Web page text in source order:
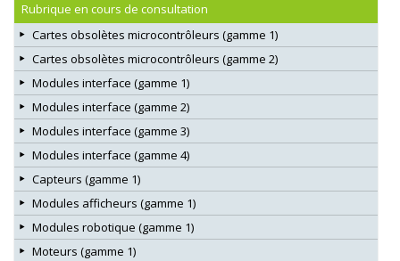
Rubrique en cours de consultation
Cartes obsolètes microcontrôleurs (gamme 1)
Cartes obsolètes microcontrôleurs (gamme 2)
Modules interface (gamme 1)
Modules interface (gamme 2)
Modules interface (gamme 3)
Modules interface (gamme 4)
Capteurs (gamme 1)
Modules afficheurs (gamme 1)
Modules robotique (gamme 1)
Moteurs (gamme 1)